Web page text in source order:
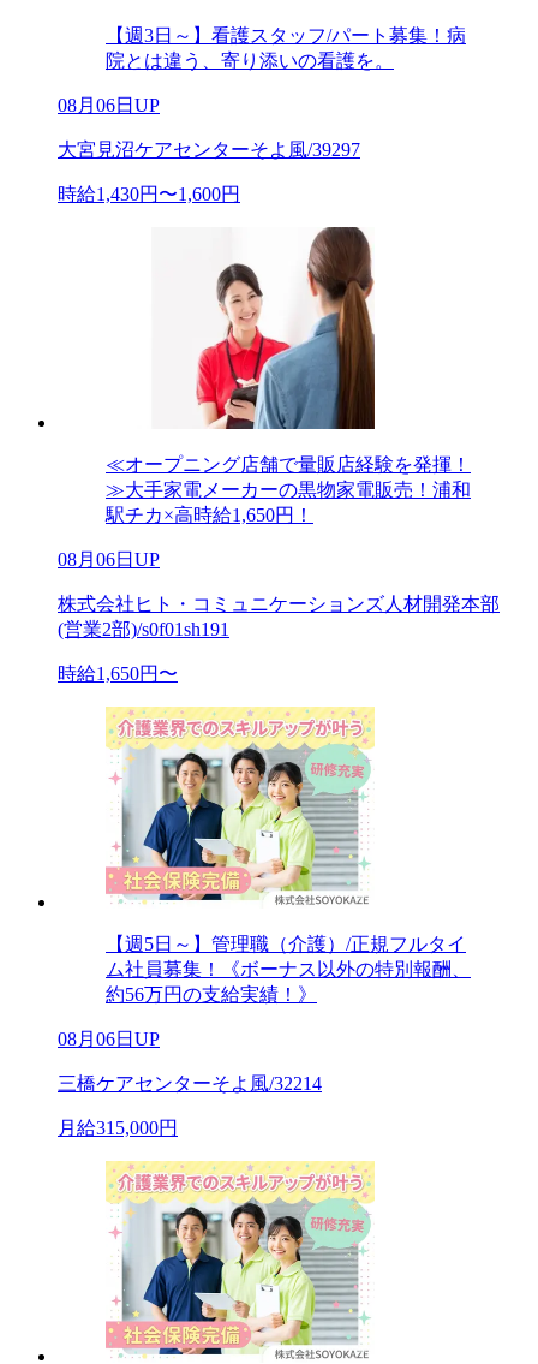
【週3日～】看護スタッフ/パート募集！病
院とは違う、寄り添いの看護を。
08月06日UP
大宮見沼ケアセンターそよ風/39297
時給1,430円〜1,600円
≪オープニング店舗で量販店経験を発揮！
≫大手家電メーカーの黒物家電販売！浦和
駅チカ×高時給1,650円！
08月06日UP
株式会社ヒト・コミュニケーションズ人材開発本部
(営業2部)/s0f01sh191
時給1,650円〜
【週5日～】管理職（介護）/正規フルタイ
ム社員募集！《ボーナス以外の特別報酬、
約56万円の支給実績！》
08月06日UP
三橋ケアセンターそよ風/32214
月給315,000円